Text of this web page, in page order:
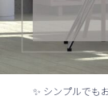
✨ シンプルでも